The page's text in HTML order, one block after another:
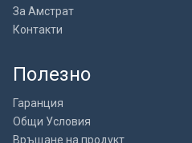
За Амстрат
Контакти
Полезно
Гаранция
Общи Условия
Връщане на продукт